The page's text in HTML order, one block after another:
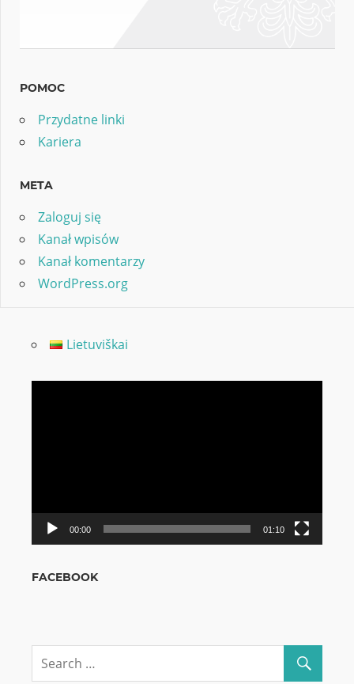
POMOC
Przydatne linki
Kariera
META
Zaloguj się
Kanał wpisów
Kanał komentarzy
WordPress.org
Lietuviškai
00:00 01:10
FACEBOOK